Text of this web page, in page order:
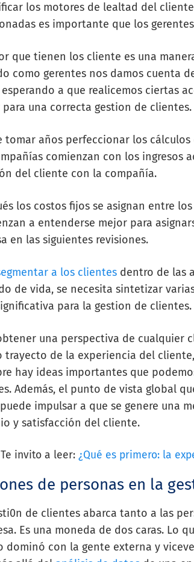
los motores de lealtad del
es importante que los
que tienen los cliente es una
como gerentes nos damos cuenta
a que realicemos ciertas
para una correcta gestion de clientes.
tomar años perfeccionar los
comienzan con los ingresos
del cliente con la compañía.
los costos fijos se asignan entre
a entenderse mejor para
en las siguientes revisiones.
a los clientes dentro de las
de vida, se necesita sintetizar
para la gestion de clientes.
una perspectiva de cualquier
trayecto de la experiencia del
hay ideas importantes que
Además, el punto de vista global
impulsar a que se genere una
y satisfacción del cliente.
Te invito a leer:¿Qué es primero: la
de personas en la
de clientes abarca tanto a las
Es una moneda de dos caras. Lo
dominó con la gente externa y